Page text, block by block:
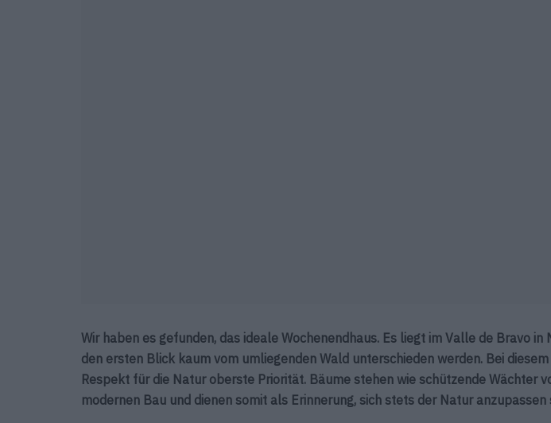
Wir haben es gefunden, das ideale Wochenendhaus. Es liegt im Valle de Bravo in
den ersten Blick kaum vom umliegenden Wald unterschieden werden. Bei
Respekt für die Natur oberste Priorität. Bäume stehen wie schützende Wächter
modernen Bau und dienen somit als Erinnerung, sich stets der Natur